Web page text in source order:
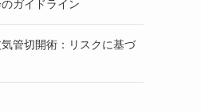
ガイドライン
管切開術：リスクに基づ